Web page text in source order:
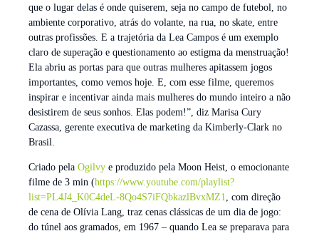
que o lugar delas é onde quiserem, seja no campo de futebol, no
ambiente corporativo, atrás do volante, na rua, no skate, entre
outras profissões. E a trajetória da Lea Campos é um exemplo
claro de superação e questionamento ao estigma da menstruação!
Ela abriu as portas para que outras mulheres apitassem jogos
importantes, como vemos hoje. E, com esse filme, queremos
inspirar e incentivar ainda mais mulheres do mundo inteiro a não
desistirem de seus sonhos. Elas podem!”, diz Marisa Cury
Cazassa, gerente executiva de marketing da Kimberly-Clark no
Brasil.
Criado pela Ogilvy e produzido pela Moon Heist, o emocionante
filme de 3 min (https://www.youtube.com/playlist?
list=PL4J4_K0C4deL-8Qo4S7iFQbkazlBvxMZ1, com direção
de cena de Olívia Lang, traz cenas clássicas de um dia de jogo:
do túnel aos gramados, em 1967 – quando Lea se preparava para